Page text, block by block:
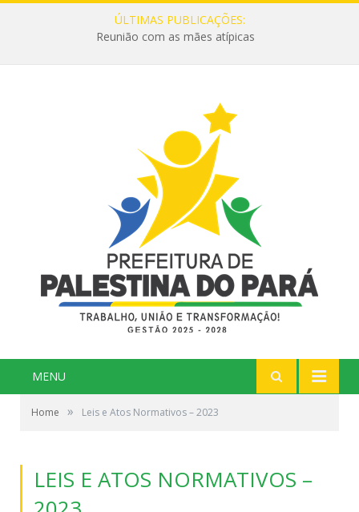
ÚLTIMAS PUBLICAÇÕES:
Reunião com as mães atípicas
MENU
Home » Leis e Atos Normativos – 2023
LEIS E ATOS NORMATIVOS –